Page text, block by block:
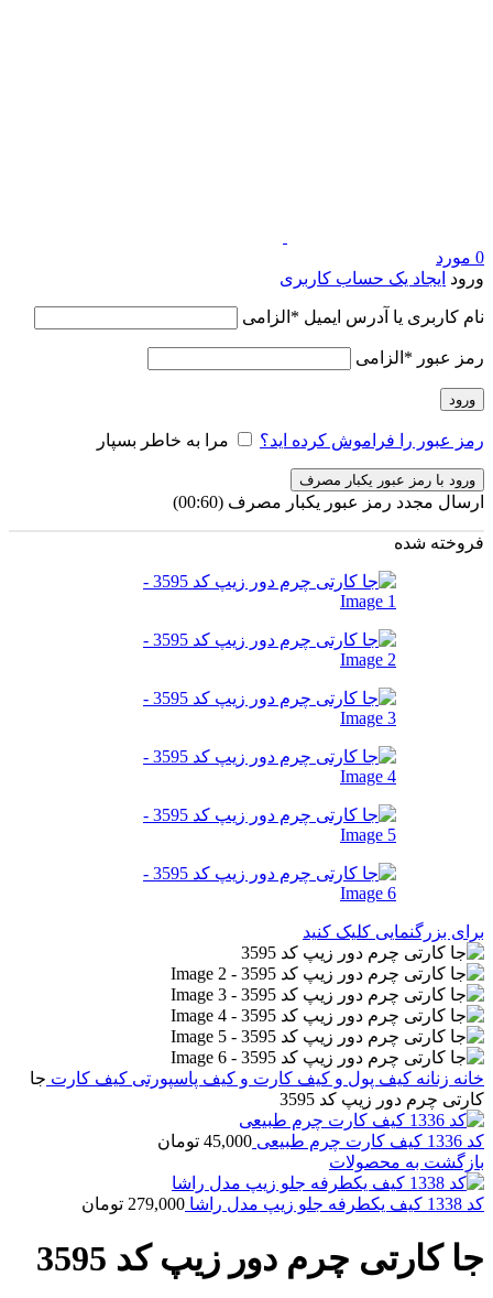
0 مورد
ورود ایجاد یک حساب کاربری
نام کاربری یا آدرس ایمیل * الزامی
رمز عبور * الزامی
ورود
رمز عبور را فراموش کرده اید؟ مرا به خاطر بسپار
ورود با رمز عبور یکبار مصرف
ارسال مجدد رمز عبور یکبار مصرف (00:
60
)
فروخته شده
برای بزرگنمایی کلیک کنید
خانه زنانه کیف پول و کیف کارت و کیف پاسپورتی کیف کارت جا
کارتی چرم دور زیپ کد 3595
کد 1336 کیف کارت چرم طبیعی 45,000 تومان
بازگشت به محصولات
کد 1338 کیف یکطرفه جلو زیپ مدل راشا 279,000 تومان
جا کارتی چرم دور زیپ کد 3595